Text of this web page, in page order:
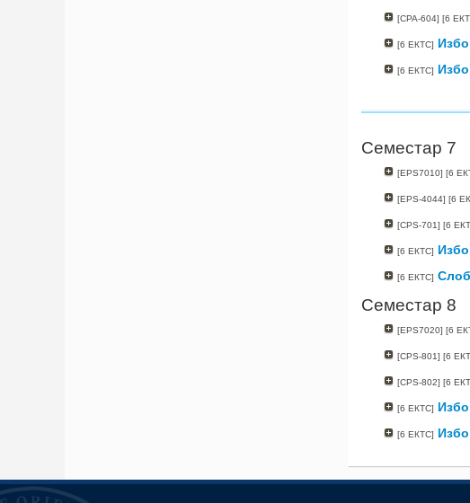
[CPA-604] [6
[6 ЕКТС]
[6 ЕКТС]
Семестар 7
[EPS7010] [6
[EPS-4044] [6
[CPS-701] [6
[6 ЕКТС]
[6 ЕКТС]
Семестар 8
[EPS7020] [6
[CPS-801] [6
[CPS-802] [6
[6 ЕКТС]
[6 ЕКТС]